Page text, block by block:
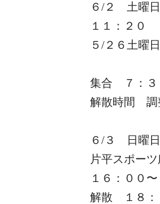
６/２ 土曜日
１１：２０
５/２６土曜
集合 ７：
解散時間 調
６/３ 日曜日
片平スポー
１６：００
解散 １８：